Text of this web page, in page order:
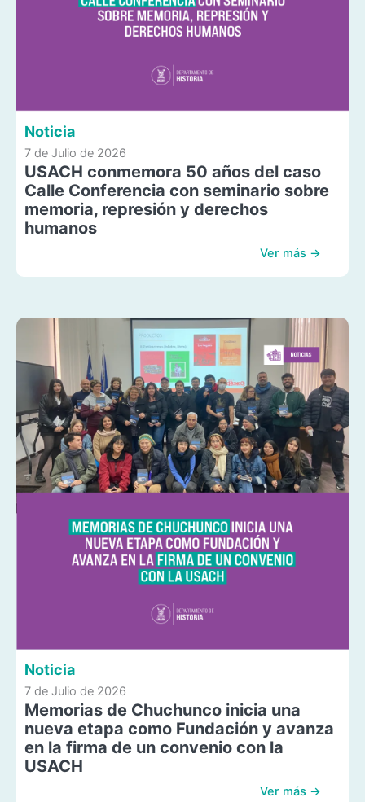
Noticia
7 de Julio de 2026
USACH conmemora 50 años del caso
Calle Conferencia con seminario sobre
memoria, represión y derechos
humanos
Ver más →
Noticia
7 de Julio de 2026
Memorias de Chuchunco inicia una
nueva etapa como Fundación y avanza
en la firma de un convenio con la
USACH
Ver más →